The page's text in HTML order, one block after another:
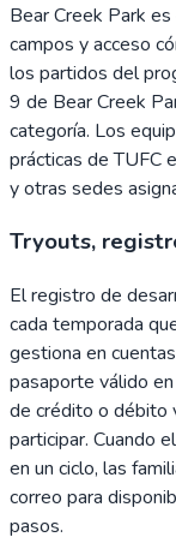
Bear Creek Park
campos y acceso
los partidos del
9 de Bear Creek
categoría. Los
prácticas de TUFC
y otras sedes
Tryouts,
El registro de
cada temporada
gestiona en
pasaporte válido
de crédito o débito
participar. Cuando
en un ciclo, las
correo para
pasos.